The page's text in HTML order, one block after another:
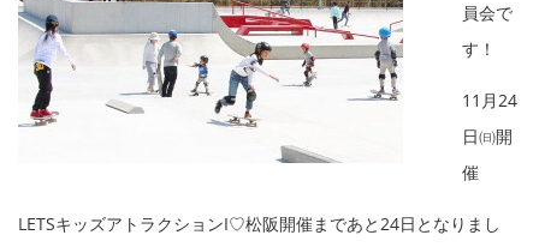
員会で
す！
11月24
日㈰開
催
LETSキッズアトラクションI♡松阪開催まであと24日となりまし